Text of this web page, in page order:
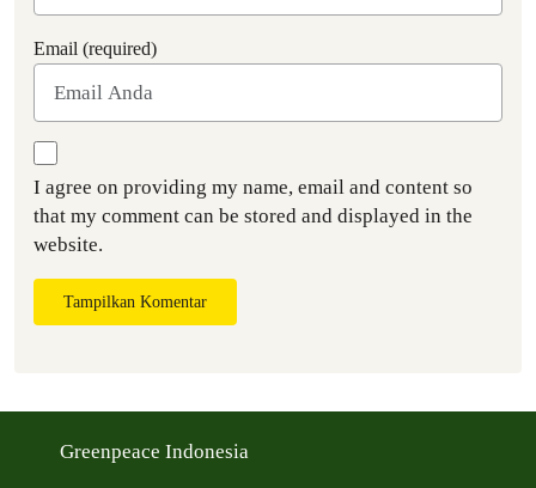
Email (required)
I agree on providing my name, email and content so
that my comment can be stored and displayed in the
website.
Tampilkan Komentar
Greenpeace Indonesia